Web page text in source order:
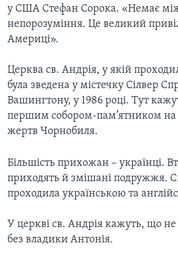
у США Стефан Сорока. «Немає
непорозуміння. Це великий
Америці».
Церква св. Андрія, у якій
була зведена у містечку Сілвер
Вашингтону, у 1986 році. Тут
першим собором-пам’ятником
жертв Чорнобиля.
Більшість прихожан – українці.
приходять й змішані подружжя.
проходила українською та
У церкві св. Андрія кажуть, що
без владики Антонія.